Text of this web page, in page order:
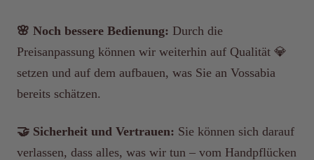
🌸 Noch bessere Bedienung: Durch die
Preisanpassung können wir weiterhin auf Qualität 💎
setzen und auf dem aufbauen, was Sie an Vossabia
bereits schätzen.
🤝 Sicherheit und Vertrauen: Sie können sich darauf
verlassen, dass alles, was wir tun – vom Handpflücken